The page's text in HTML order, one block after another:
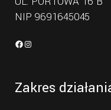
NIP 9691645045
Zakres